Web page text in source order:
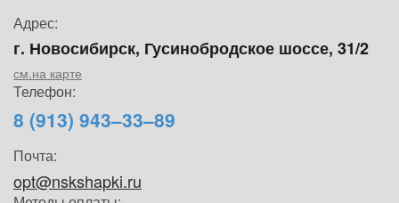
Адрес:
г. Новосибирск, Гусинобродское шоссе, 31/2
см.на карте
Телефон:
8 (913) 943–33–89
Почта:
opt@nskshapki.ru